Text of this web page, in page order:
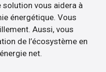
solution vous aidera à
énergétique. Vous
Aussi, vous
de l’écosystème en
net.